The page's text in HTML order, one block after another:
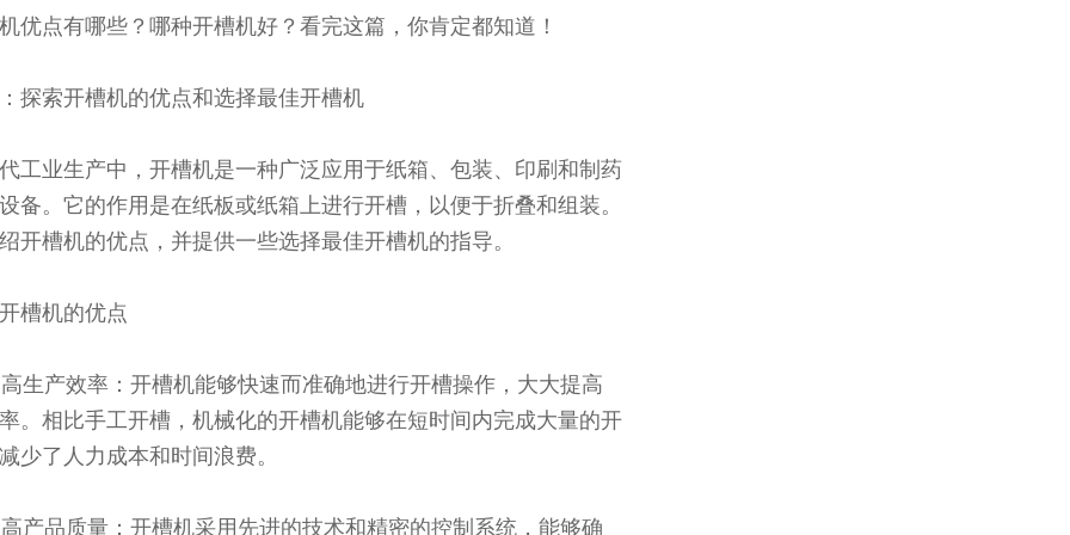
优点有哪些？哪种开槽机好？看完这篇，你肯定都知道！
探索开槽机的优点和选择最佳开槽机
工业生产中，开槽机是一种广泛应用于纸箱、包装、印刷和制药
备。它的作用是在纸板或纸箱上进行开槽，以便于折叠和组装。
开槽机的优点，并提供一些选择最佳开槽机的指导。
槽机的优点
生产效率：开槽机能够快速而准确地进行开槽操作，大大提高
。相比手工开槽，机械化的开槽机能够在短时间内完成大量的开
少了人力成本和时间浪费。
产品质量：开槽机采用先进的技术和精密的控制系统，能够确